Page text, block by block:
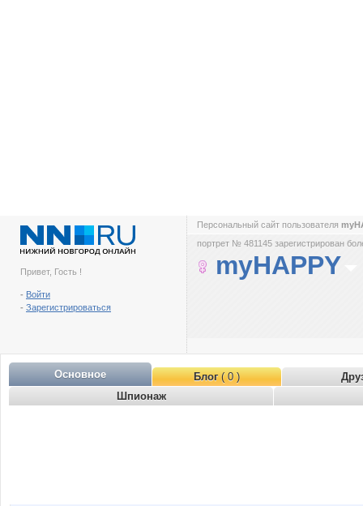
Привет, Гость !
- Войти
- Зарегистрироваться
Персональный сайт пользователя
портрет № 481145 зарегистрирован
myHAPPY
Основное Блог( 0 )
Шпионаж